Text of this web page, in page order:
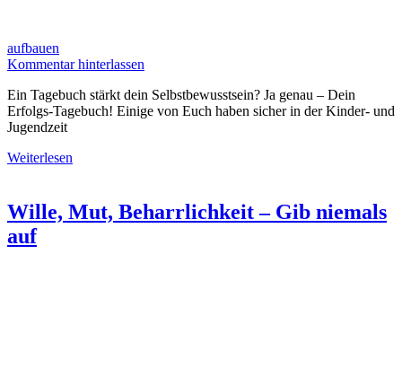
aufbauen
Kommentar hinterlassen
Ein Tagebuch stärkt dein Selbstbewusstsein? Ja genau – Dein
Erfolgs-Tagebuch! Einige von Euch haben sicher in der Kinder- und
Jugendzeit
Weiterlesen
Wille, Mut, Beharrlichkeit – Gib niemals
auf